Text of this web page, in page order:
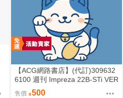
【ACG網路書店】(代訂)309632
6100 週刊 Impreza 22B-STi VER
SION をつくる (10)
售價 500